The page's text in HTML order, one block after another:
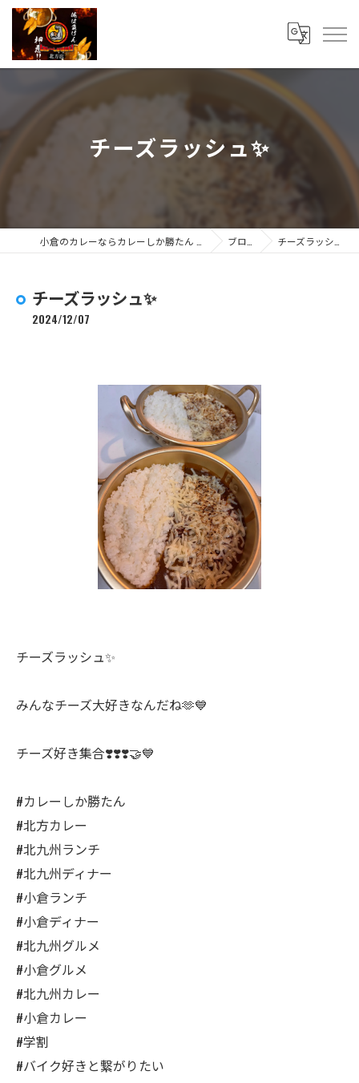
チーズラッシュ✨
ブログ チーズラッシュ✨
チーズラッシュ✨
2024/12/07
チーズラッシュ✨
みんなチーズ大好きなんだね🫶💙
チーズ好き集合❣️❣️❣️🤝💙
#カレーしか勝たん
#北方カレー
#北九州ランチ
#北九州ディナー
#小倉ランチ
#小倉ディナー
#北九州グルメ
#小倉グルメ
#北九州カレー
#小倉カレー
#学割
#バイク好きと繋がりたい